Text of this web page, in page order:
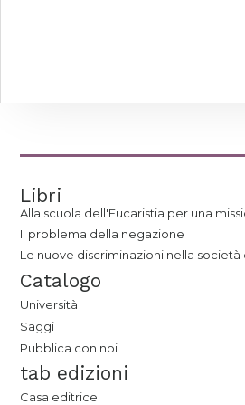
Libri
Alla scuola dell'Eucaristia per una
Il problema della negazione
Le nuove discriminazioni nella
Catalogo
Università
Saggi
Pubblica con noi
tab edizioni
Casa editrice